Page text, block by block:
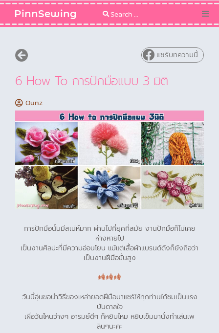
PinnSewing
Sewing Pattern
แชร์บทความนี้
6 How To การปักมือแบบ 3 มิติ
Ounz
การปักมือนั้นมีสเน่ห์มาก ผ่านไปกี่ยุคกี่สมัย งานปักมือก็ไม่เคย
ห่างหายไป
เป็นงานศิลปะที่มีความอ่อนโยน แม้แต่เสื้อผ้าแบรนด์ดังก็ยังถือว่า
เป็นงานฝีมือขั้นสูง
วันนี้อุ่นขอนำวิธีของเหล่ายอดฝีมือมาแชร์ให้ทุกท่านได้ชมเป็นแรง
บันดาลใจ
เผื่อวันไหนว่างๆ อารมย์ดีๆ ก็หยิบไหม หยิบเข็มมานั่งทำเล่นเพ
ลินๆนะคะ